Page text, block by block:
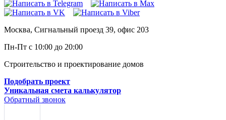
Москва, Сигнальный проезд 39, офис 203
Пн-Пт с 10:00 до 20:00
Строительство и проектирование домов
Подобрать проект
Уникальная смета калькулятор
Обратный звонок